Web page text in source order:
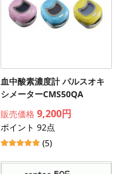
血中酸素濃度計 パルスオキ
シメーターCMS50QA
販売価格 9,200円
ポイント 92点
(5)